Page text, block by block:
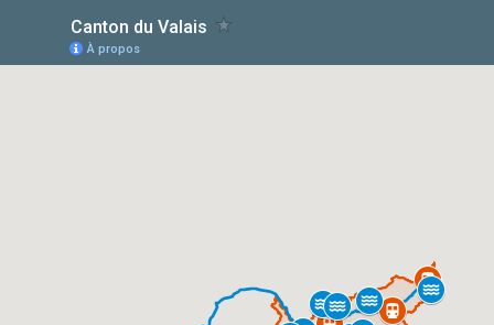
Canton du Valais
À propos